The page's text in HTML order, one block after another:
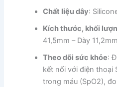
Chất liệu dây:
Kích thước, khối
41,5mm – Dày
Theo dõi sức khỏe:
kết nối với điện thoại
trong máu (SpO2),